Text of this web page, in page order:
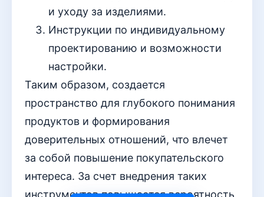
и уходу за изделиями.
Инструкции по индивидуальному
проектированию и возможности
настройки.
Таким образом, создается
пространство для глубокого понимания
продуктов и формирования
доверительных отношений, что влечет
за собой повышение покупательского
интереса. За счет внедрения таких
инструментов повышается вероятность